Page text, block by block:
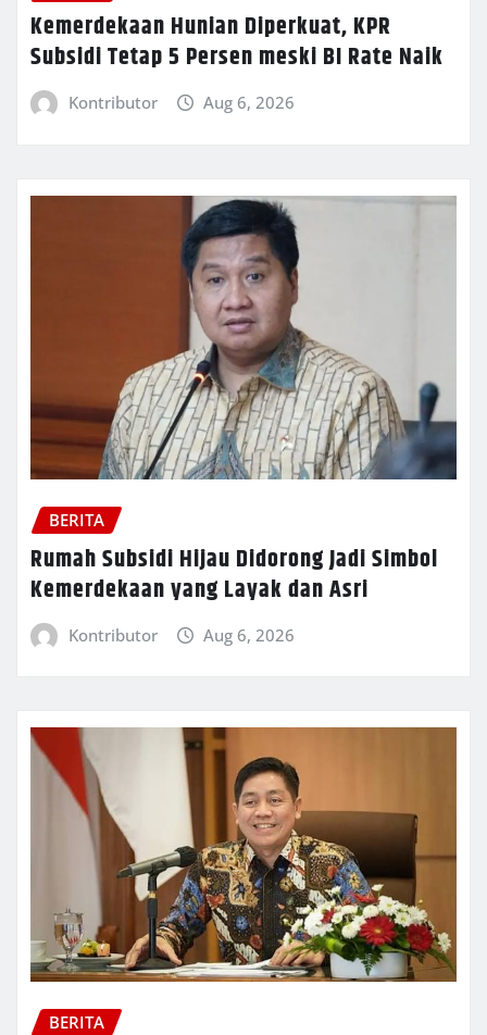
Kemerdekaan Hunian Diperkuat, KPR
Subsidi Tetap 5 Persen meski BI Rate Naik
Kontributor Aug 6, 2026
BERITA
Rumah Subsidi Hijau Didorong Jadi Simbol
Kemerdekaan yang Layak dan Asri
Kontributor Aug 6, 2026
BERITA